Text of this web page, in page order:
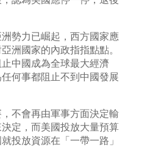
勢力已崛起，西方國家應
洲國家的內政指指點點。
中國成為全球最大經濟
何事都阻止不到中國發展
不會再由軍事方面決定輸
定，而美國投放大量預算
投放資源在「一帶一路」